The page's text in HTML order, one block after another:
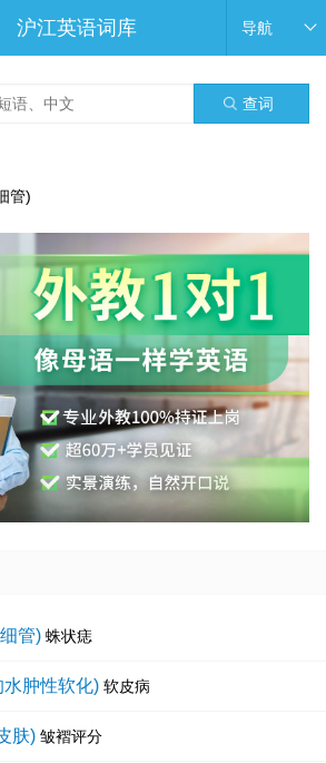
沪江英语词库 导航
查词
管)
管) 蛛状痣
肿性软化) 软皮病
肤) 皱褶评分